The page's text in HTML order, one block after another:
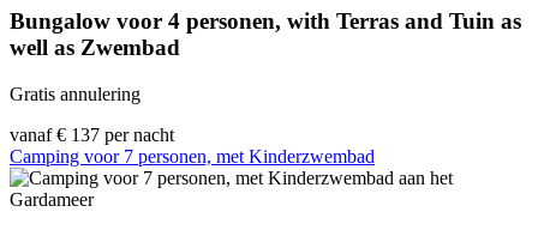
Bungalow voor 4 personen, with Terras and Tuin as
well as Zwembad
Gratis annulering
vanaf € 137 per nacht
Camping voor 7 personen, met Kinderzwembad